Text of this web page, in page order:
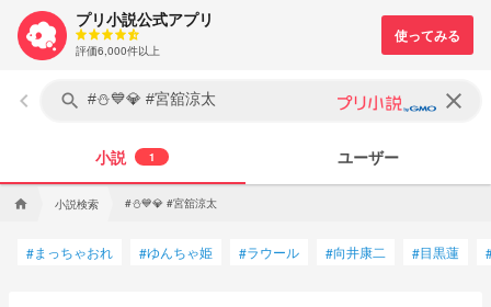
プリ小説公式アプリ
評価6,000件以上
keyboard_arrow_left search clear
小説 1 ユーザー
home 小説検索 #⛄💙💎 #宮舘涼太
#まっちゃおれ #ゆんちゃ姫 #ラウール #向井康二 #目黒蓮